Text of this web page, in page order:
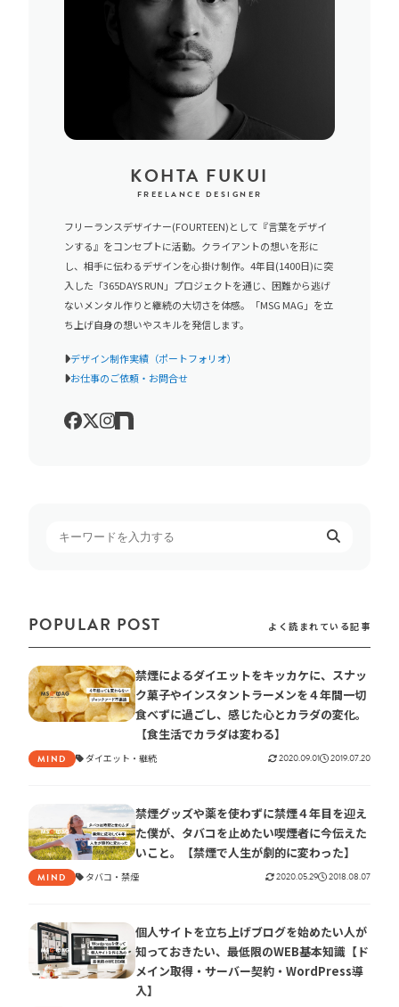
KOHTA FUKUI
FREELANCE DESIGNER
フリーランスデザイナー(FOURTEEN)として『言葉をデザイ
ンする』をコンセプトに活動。クライアントの想いを形に
し、相手に伝わるデザインを心掛け制作。4年目(1400日)に突
入した「365DAYS RUN」プロジェクトを通じ、困難から逃げ
ないメンタル作りと継続の大切さを体感。「MSG MAG」を立
ち上げ自身の想いやスキルを発信します。
デザイン制作実績（ポートフォリオ）
お仕事のご依頼・お問合せ
POPULAR POST よく読まれている記事
禁煙によるダイエットをキッカケに、スナッ
ク菓子やインスタントラーメンを４年間一切
食べずに過ごし、感じた心とカラダの変化。
【食生活でカラダは変わる】
MIND ダイエット 継続 2020.09.01 2019.07.20
禁煙グッズや薬を使わずに禁煙４年目を迎え
た僕が、タバコを止めたい喫煙者に今伝えた
いこと。【禁煙で人生が劇的に変わった】
MIND タバコ 禁煙 2020.05.29 2018.08.07
個人サイトを立ち上げブログを始めたい人が
知っておきたい、最低限のWEB基本知識【ド
メイン取得・サーバー契約・WordPress導
入】